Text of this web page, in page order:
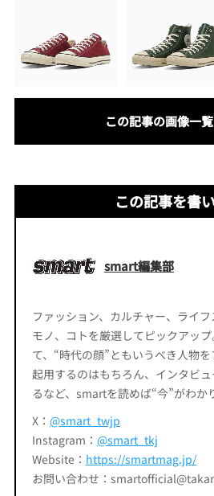
この記事の画像一
この記事を書
smart編集部
ファッション、カルチャー、ライ
モノ、コトを厳選してピックアッ
て、“時代の顔”ともいうべき人物
起用するのはもちろん、インタビ
るなど、smartを読めば“今”がわか
X： @smart_twjp
Instagram： @smart_tkj
Website： https://smartmag.jp/
お問い合わせ：